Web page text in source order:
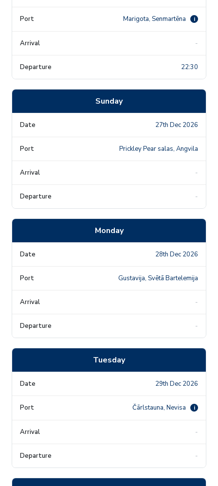
Marigota, Senmartēna i
-
22:30
Sunday
27th Dec 2026
Prickley Pear salas, Angvila
-
-
Monday
28th Dec 2026
Gustavija, Svētā Bartelemija
-
-
Tuesday
29th Dec 2026
Čārlstauna, Nevisa i
-
-